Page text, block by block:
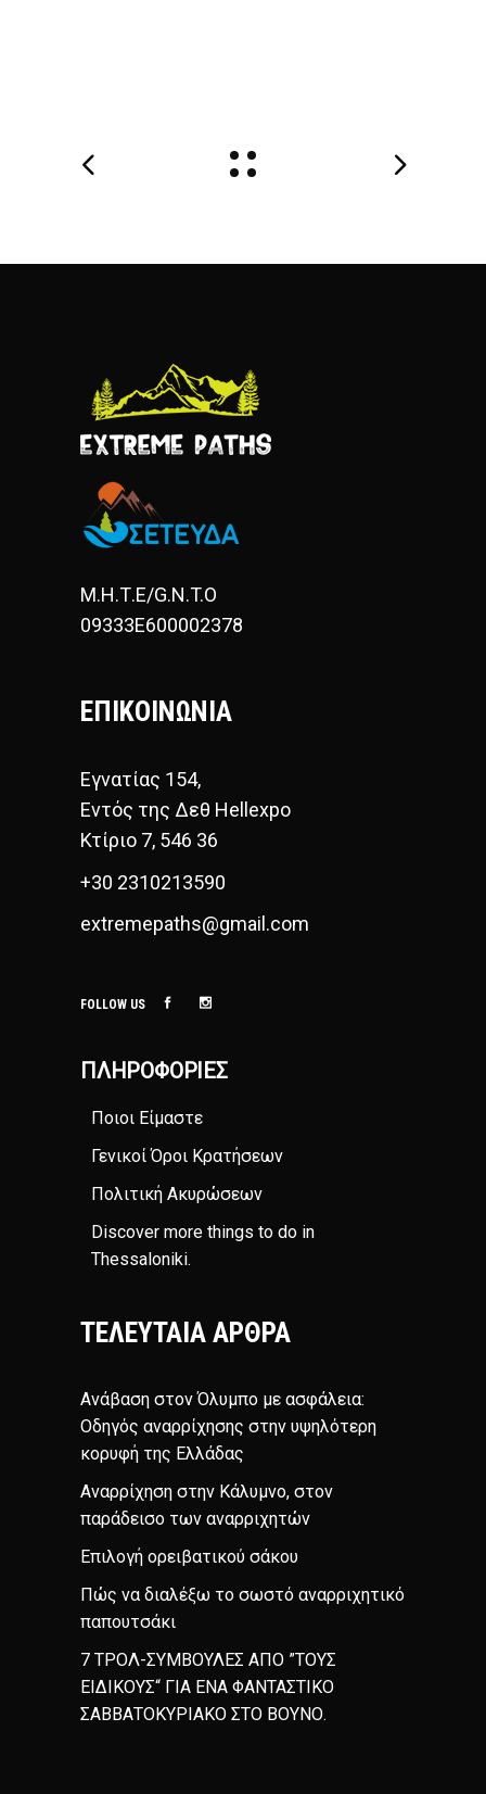
Μ.Η.Τ.Ε/G.N.T.O
09333E600002378
ΕΠΙΚΟΙΝΩΝΙΑ
Εγνατίας 154,
Εντός της Δεθ Hellexpo
Κτίριο 7, 546 36
+30 2310213590
extremepaths@gmail.com
FOLLOW US
ΠΛΗΡΟΦΟΡΊΕΣ
Ποιοι Είμαστε
Γενικοί Όροι Κρατήσεων
Πολιτική Ακυρώσεων
Discover more things to do in
Thessaloniki.
ΤΕΛΕΥΤΑΊΑ ΆΡΘΡΑ
Ανάβαση στον Όλυμπο με ασφάλεια:
Οδηγός αναρρίχησης στην υψηλότερη
κορυφή της Ελλάδας
Αναρρίχηση στην Κάλυμνο, στον
παράδεισο των αναρριχητών
Επιλογή ορειβατικού σάκου
Πώς να διαλέξω το σωστό αναρριχητικό
παπουτσάκι
7 ΤΡΟΛ-ΣΥΜΒΟΥΛΕΣ ΑΠΟ ”ΤΟΥΣ
ΕΙΔΙΚΟΥΣ“ ΓΙΑ ΕΝΑ ΦΑΝΤΑΣΤΙΚΟ
ΣΑΒΒΑΤΟΚΥΡΙΑΚΟ ΣΤΟ ΒΟΥΝΟ.